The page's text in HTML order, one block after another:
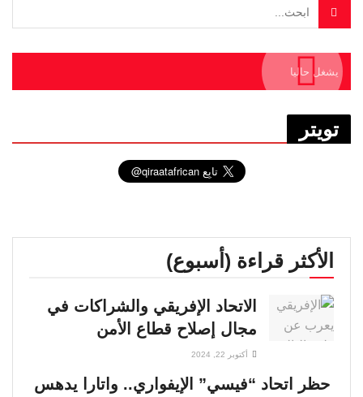
يشغل حاليا
تويتر
الأكثر قراءة (أسبوع)
الاتحاد الإفريقي والشراكات في
مجال إصلاح قطاع الأمن
أكتوبر 22, 2024
حظر اتحاد “فيسي” الإيفواري.. واتارا يدهس